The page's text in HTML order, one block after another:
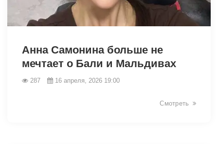
Анна Самонина больше не
мечтает о Бали и Мальдивах
287 16 апреля, 2026 19:00
Смотреть